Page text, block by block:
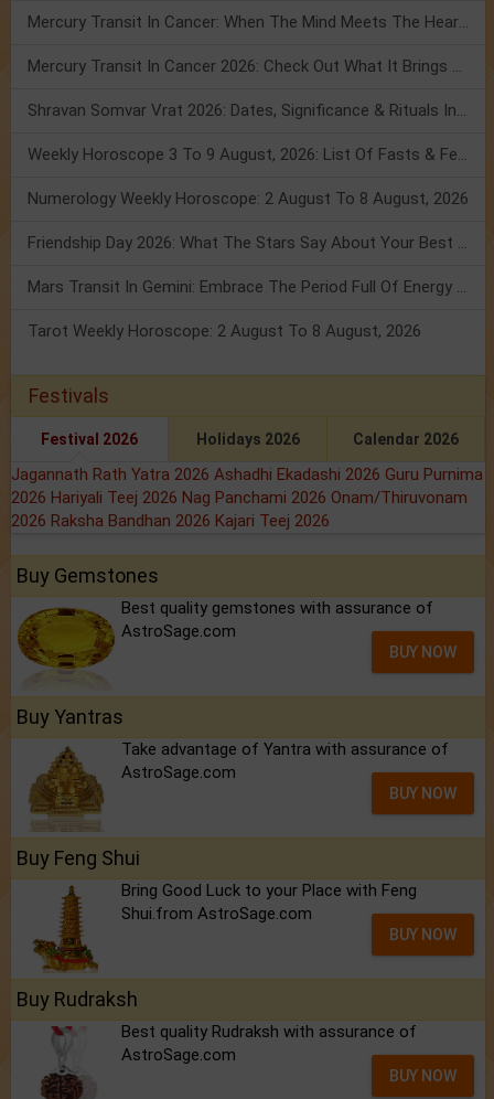
Mercury Transit In Cancer: When The Mind Meets The Heart!
Mercury Transit In Cancer 2026: Check Out What It Brings For You
Shravan Somvar Vrat 2026: Dates, Significance & Rituals In August
Weekly Horoscope 3 To 9 August, 2026: List Of Fasts & Festivals
Numerology Weekly Horoscope: 2 August To 8 August, 2026
Friendship Day 2026: What The Stars Say About Your Best Friend!
Mars Transit In Gemini: Embrace The Period Full Of Energy & Intelligence
Tarot Weekly Horoscope: 2 August To 8 August, 2026
Festivals
Festival 2026 Holidays 2026 Calendar 2026
Jagannath Rath Yatra 2026 Ashadhi Ekadashi 2026 Guru Purnima
2026 Hariyali Teej 2026 Nag Panchami 2026 Onam/Thiruvonam
2026 Raksha Bandhan 2026 Kajari Teej 2026
Buy Gemstones
Best quality gemstones with assurance of
AstroSage.com
BUY NOW
Buy Yantras
Take advantage of Yantra with assurance of
AstroSage.com
BUY NOW
Buy Feng Shui
Bring Good Luck to your Place with Feng
Shui.from AstroSage.com
BUY NOW
Buy Rudraksh
Best quality Rudraksh with assurance of
AstroSage.com
BUY NOW